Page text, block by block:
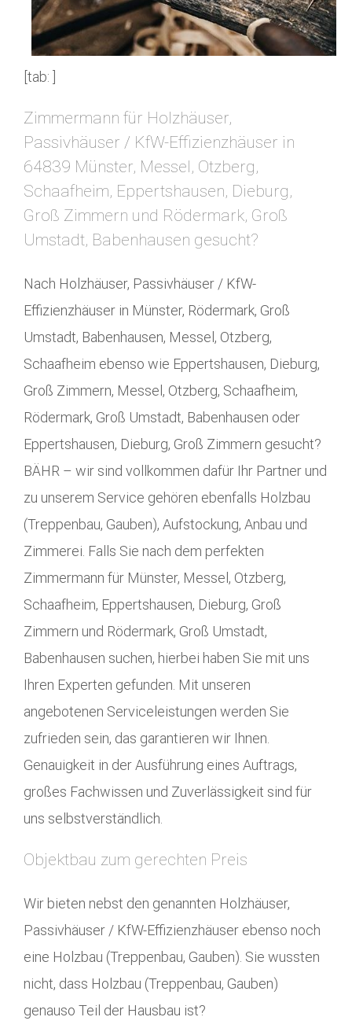
[tab: ]
Zimmermann für Holzhäuser,
Passivhäuser / KfW-Effizienzhäuser in
64839 Münster, Messel, Otzberg,
Schaafheim, Eppertshausen, Dieburg,
Groß Zimmern und Rödermark, Groß
Umstadt, Babenhausen gesucht?
Nach Holzhäuser, Passivhäuser / KfW-
Effizienzhäuser in Münster, Rödermark, Groß
Umstadt, Babenhausen, Messel, Otzberg,
Schaafheim ebenso wie Eppertshausen, Dieburg,
Groß Zimmern, Messel, Otzberg, Schaafheim,
Rödermark, Groß Umstadt, Babenhausen oder
Eppertshausen, Dieburg, Groß Zimmern gesucht?
BÄHR – wir sind vollkommen dafür Ihr Partner und
zu unserem Service gehören ebenfalls Holzbau
(Treppenbau, Gauben), Aufstockung, Anbau und
Zimmerei. Falls Sie nach dem perfekten
Zimmermann für Münster, Messel, Otzberg,
Schaafheim, Eppertshausen, Dieburg, Groß
Zimmern und Rödermark, Groß Umstadt,
Babenhausen suchen, hierbei haben Sie mit uns
Ihren Experten gefunden. Mit unseren
angebotenen Serviceleistungen werden Sie
zufrieden sein, das garantieren wir Ihnen.
Genauigkeit in der Ausführung eines Auftrags,
großes Fachwissen und Zuverlässigkeit sind für
uns selbstverständlich.
Objektbau zum gerechten Preis
Wir bieten nebst den genannten Holzhäuser,
Passivhäuser / KfW-Effizienzhäuser ebenso noch
eine Holzbau (Treppenbau, Gauben). Sie wussten
nicht, dass Holzbau (Treppenbau, Gauben)
genauso Teil der Hausbau ist?